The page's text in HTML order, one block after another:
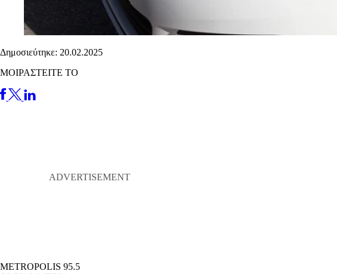
Δημοσιεύτηκε: 20.02.2025
ΜΟΙΡΑΣΤΕΙΤΕ ΤΟ
METROPOLIS 95.5